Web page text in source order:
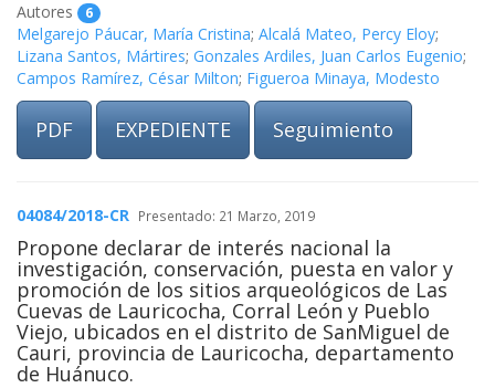
Autores 6
Melgarejo Páucar, María Cristina; Alcalá Mateo, Percy Eloy;
Lizana Santos, Mártires; Gonzales Ardiles, Juan Carlos Eugenio;
Campos Ramírez, César Milton; Figueroa Minaya, Modesto
PDF EXPEDIENTE Seguimiento
04084/2018-CR Presentado: 21 Marzo, 2019
Propone declarar de interés nacional la
investigación, conservación, puesta en valor y
promoción de los sitios arqueológicos de Las
Cuevas de Lauricocha, Corral León y Pueblo
Viejo, ubicados en el distrito de SanMiguel de
Cauri, provincia de Lauricocha, departamento
de Huánuco.